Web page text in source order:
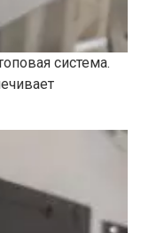
система.